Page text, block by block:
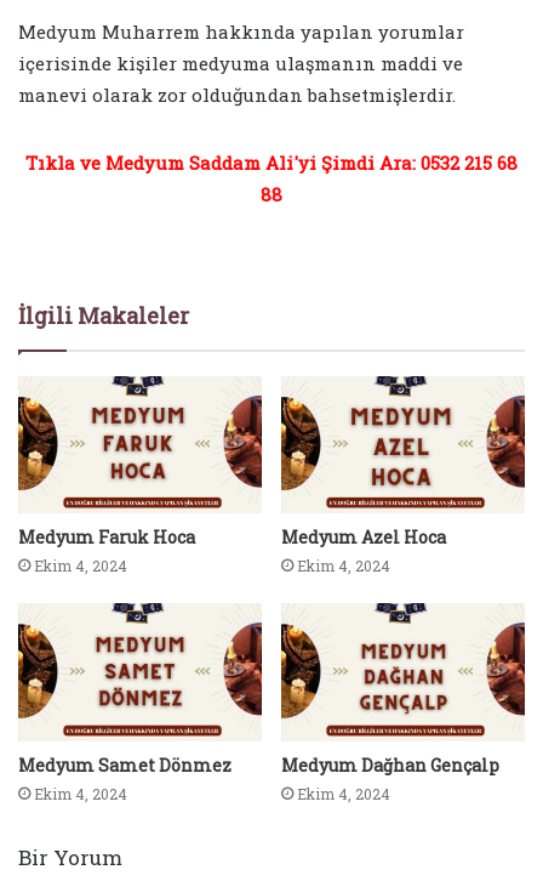
Medyum Muharrem hakkında yapılan yorumlar
içerisinde kişiler medyuma ulaşmanın maddi ve
manevi olarak zor olduğundan bahsetmişlerdir.
Tıkla ve Medyum Saddam Ali'yi Şimdi Ara: 0532 215 68
88
İlgili Makaleler
Medyum Faruk Hoca
Ekim 4, 2024
Medyum Azel Hoca
Ekim 4, 2024
Medyum Samet Dönmez
Ekim 4, 2024
Medyum Dağhan Gençalp
Ekim 4, 2024
Bir Yorum